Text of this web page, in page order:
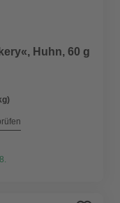
Huhn, 60 g